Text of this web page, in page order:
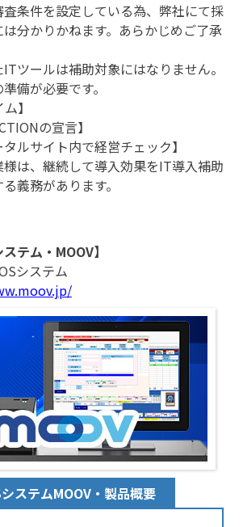
条件を設定している為、弊社にて採
分かりかねます。あらかじめご了承
ツールは補助対象にはなりません。
備が必要です。
】
の宣言】
ルサイト内で経営チェック】
は、継続して導入効果をIT導入補助
義務があります。
テム・MOOV】
システム
ステムMOOV・製品概要